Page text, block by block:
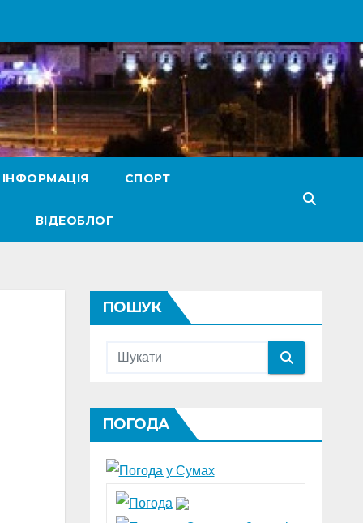
СПОРТ
ВІДЕОБЛОГ
ПОШУК
ПОГОДА